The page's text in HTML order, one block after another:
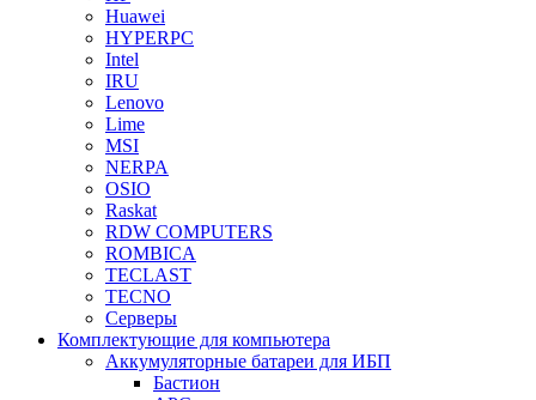
Huawei
HYPERPC
Intel
IRU
Lenovo
Lime
MSI
NERPA
OSIO
Raskat
RDW COMPUTERS
ROMBICA
TECLAST
TECNO
Серверы
Комплектующие для компьютера
Аккумуляторные батареи для ИБП
Бастион